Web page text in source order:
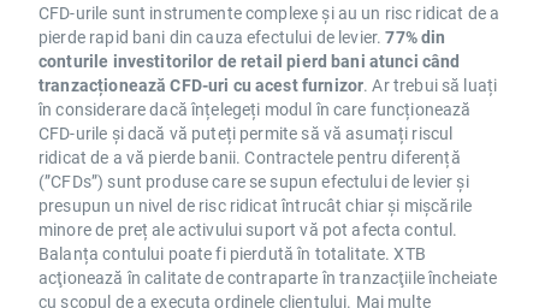
CFD-urile sunt instrumente complexe și au un risc ridicat de a
pierde rapid bani din cauza efectului de levier.77% din
conturile investitorilor de retail pierd bani atunci când
tranzacționează CFD-uri cu acest furnizor. Ar trebui să luați
în considerare dacă înțelegeți modul în care funcționează
CFD-urile și dacă vă puteți permite să vă asumați riscul
ridicat de a vă pierde banii. Contractele pentru diferență
(”CFDs”) sunt produse care se supun efectului de levier și
presupun un nivel de risc ridicat întrucât chiar și mișcările
minore de preț ale activului suport vă pot afecta contul.
Balanța contului poate fi pierdută în totalitate. XTB
acţionează în calitate de contraparte în tranzacţiile încheiate
cu scopul de a executa ordinele clientului. Mai multe